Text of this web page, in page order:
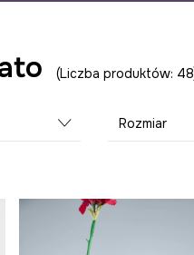
Liczba produktów: 48
Rozmiar